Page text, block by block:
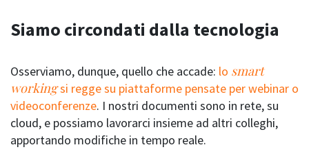
Siamo circondati dalla tecnologia
Osserviamo, dunque, quello che accade: lo smart
workingsi regge su piattaforme pensate per webinar o
videoconferenze. I nostri documenti sono in rete, su
cloud, e possiamo lavorarci insieme ad altri colleghi,
apportando modifiche in tempo reale.